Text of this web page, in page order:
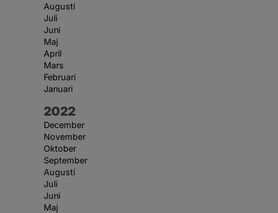
Augusti
Juli
Juni
Maj
April
Mars
Februari
Januari
År:
2022
December
November
Oktober
September
Augusti
Juli
Juni
Maj